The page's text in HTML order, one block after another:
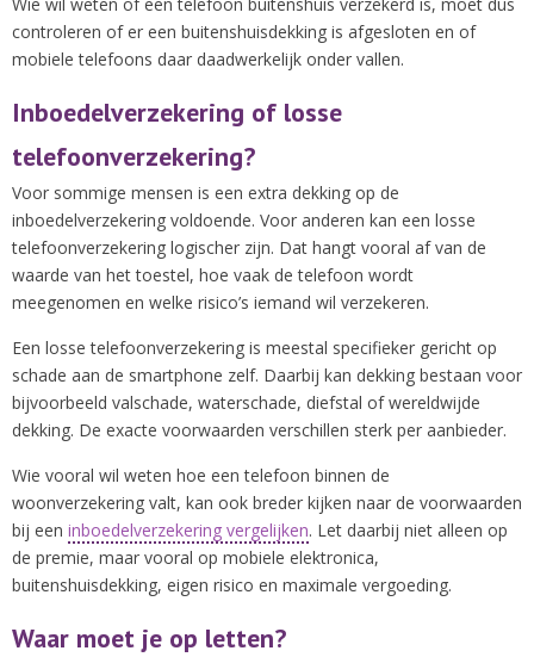
controleren of er een buitenshuisdekking is afgesloten en of
mobiele telefoons daar daadwerkelijk onder vallen.
Inboedelverzekering of losse
telefoonverzekering?
Voor sommige mensen is een extra dekking op de
inboedelverzekering voldoende. Voor anderen kan een losse
telefoonverzekering logischer zijn. Dat hangt vooral af van de
waarde van het toestel, hoe vaak de telefoon wordt
meegenomen en welke risico’s iemand wil verzekeren.
Een losse telefoonverzekering is meestal specifieker gericht op
schade aan de smartphone zelf. Daarbij kan dekking bestaan voor
bijvoorbeeld valschade, waterschade, diefstal of wereldwijde
dekking. De exacte voorwaarden verschillen sterk per aanbieder.
Wie vooral wil weten hoe een telefoon binnen de
woonverzekering valt, kan ook breder kijken naar de voorwaarden
bij een inboedelverzekering vergelijken. Let daarbij niet alleen op
de premie, maar vooral op mobiele elektronica,
buitenshuisdekking, eigen risico en maximale vergoeding.
Waar moet je op letten?